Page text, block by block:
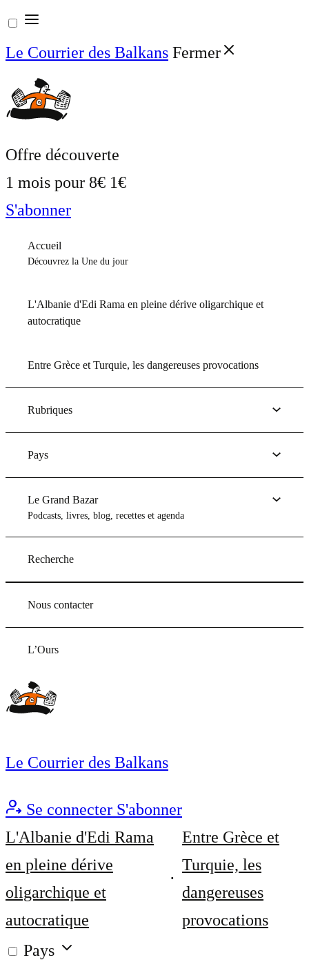
Aller
au
contenu
Le Courrier des Balkans Fermer
Offre découverte
1 mois pour 8€ 1€
S'abonner
Accueil
Découvrez la Une du jour
L'Albanie d'Edi Rama en pleine dérive oligarchique et
autocratique
Entre Grèce et Turquie, les dangereuses provocations
Rubriques
Pays
Le Grand Bazar
Podcasts, livres, blog, recettes et agenda
Recherche
Nous contacter
L’Ours
Le Courrier des Balkans
Se connecter S'abonner
L'Albanie d'Edi Rama
en pleine dérive
oligarchique et
autocratique
Entre Grèce et
Turquie, les
dangereuses
provocations
Pays